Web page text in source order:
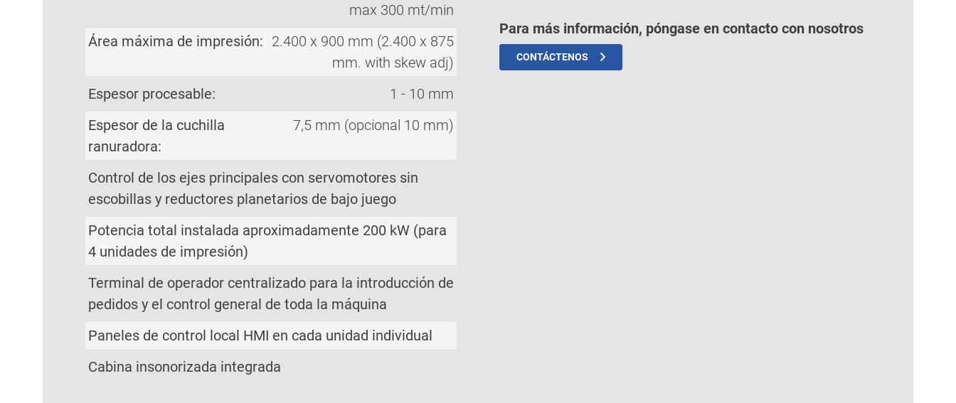
max 300 mt/min
Área máxima de impresión: 2.400 x 900 mm (2.400 x 875
mm. with skew adj)
Espesor procesable:
1 - 10 mm
Espesor de la cuchilla
ranuradora:
7,5 mm (opcional 10 mm)
Control de los ejes principales con servomotores sin
escobillas y reductores planetarios de bajo juego
Potencia total instalada aproximadamente 200 kW (para
4 unidades de impresión)
Terminal de operador centralizado para la introducción de
pedidos y el control general de toda la máquina
Paneles de control local HMI en cada unidad individual
Cabina insonorizada integrada
Para más información, póngase en contacto con nosotros
CONTÁCTENOS